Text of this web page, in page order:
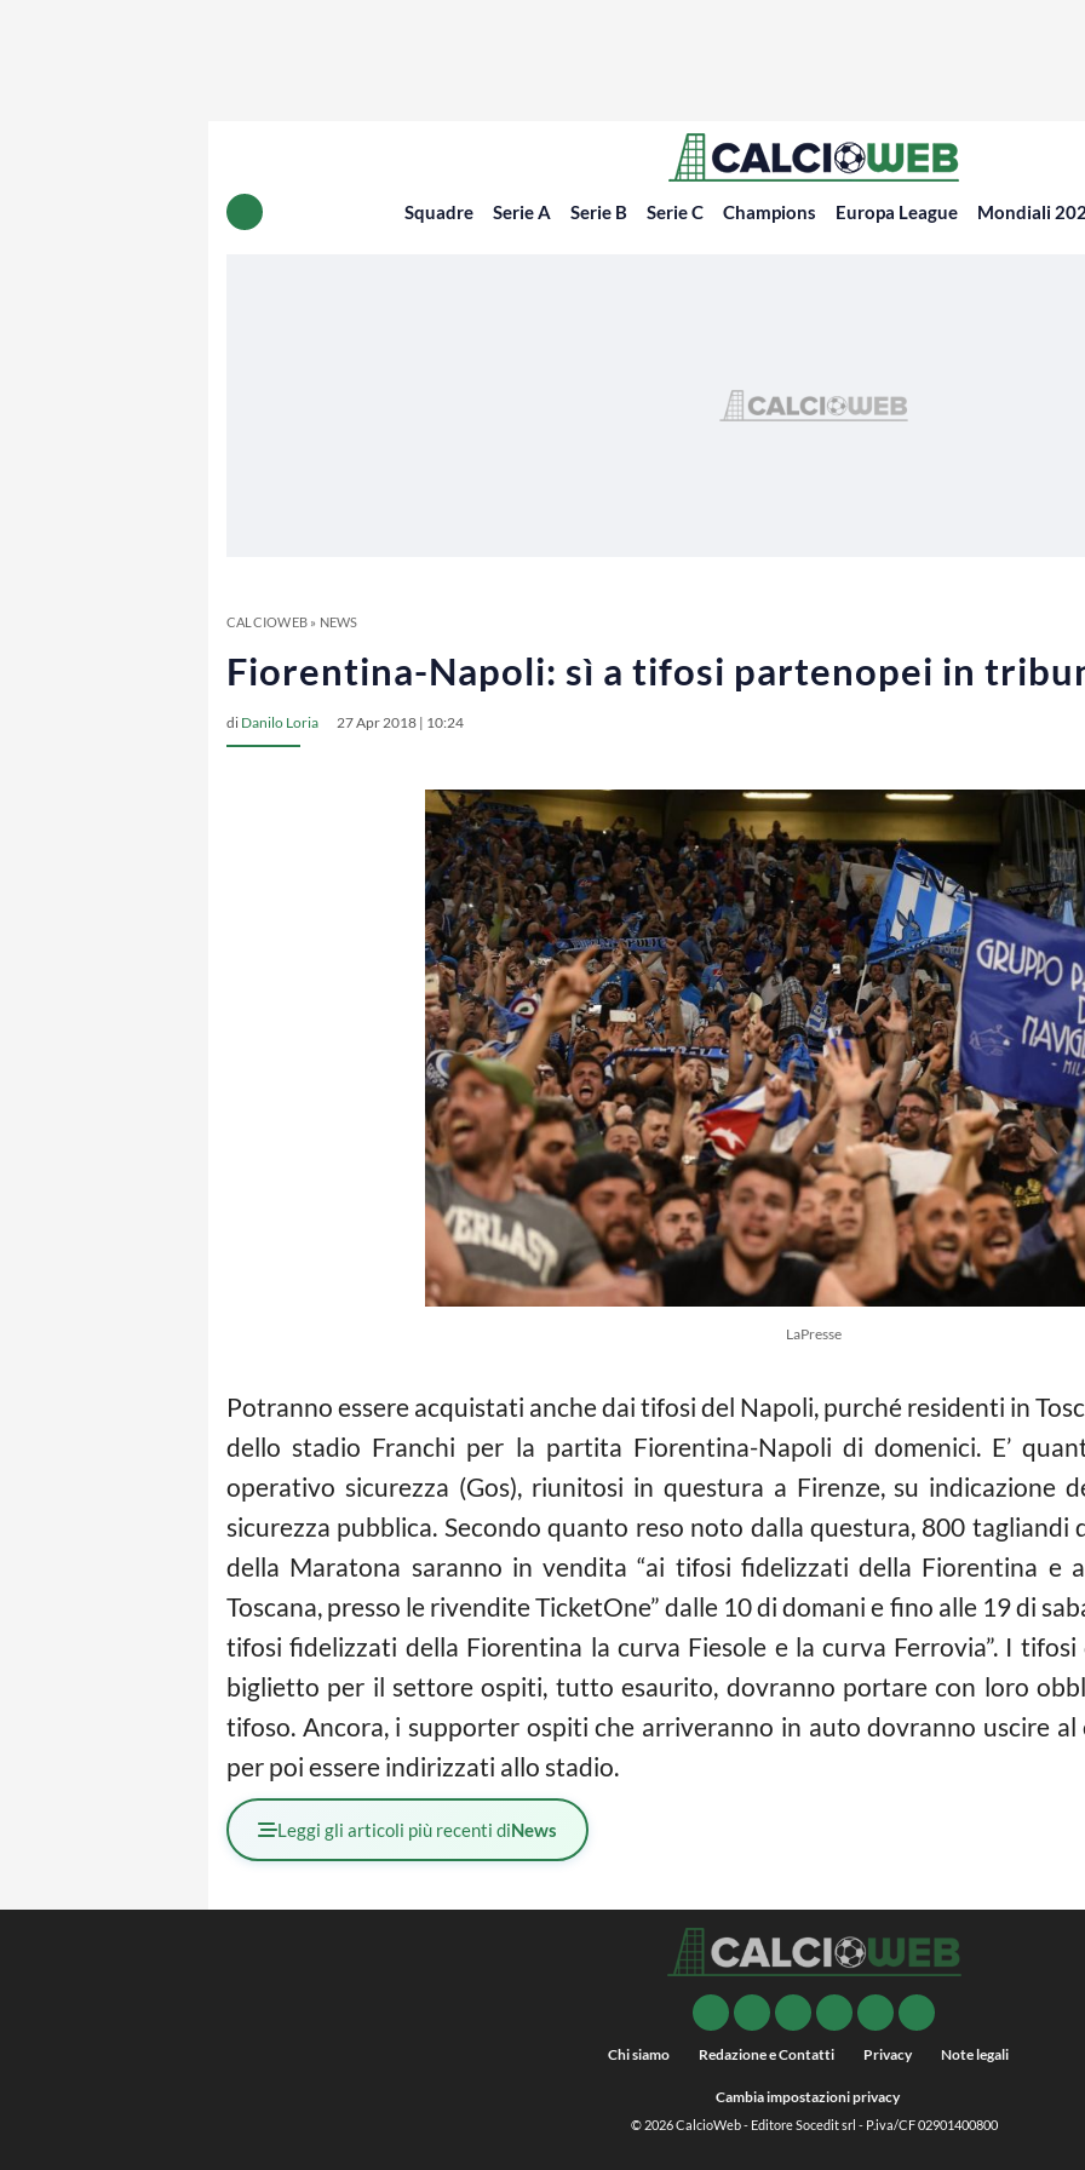
Squadre Serie A Serie B Serie C Champions Europa League Mondiali
CALCIOWEB» NEWS
Fiorentina-Napoli: sì a tifosi partenopei in
di Danilo Loria 27 Apr 2018 | 10:24
LaPresse
Potranno essere acquistati anche dai tifosi del Napoli, purché residenti in
dello stadio Franchi per la partita Fiorentina-Napoli di domenici. E’
operativo sicurezza (Gos), riunitosi in questura a Firenze, su indicazione
sicurezza pubblica. Secondo quanto reso noto dalla questura, 800
della Maratona saranno in vendita “ai tifosi fidelizzati della Fiorentina e
Toscana, presso le rivendite TicketOne” dalle 10 di domani e fino alle 19 di
tifosi fidelizzati della Fiorentina la curva Fiesole e la curva Ferrovia”. I
biglietto per il settore ospiti, tutto esaurito, dovranno portare con loro
tifoso. Ancora, i supporter ospiti che arriveranno in auto dovranno uscire al
per poi essere indirizzati allo stadio.
Leggi gli articoli più recenti diNews
Chi siamo Redazione e Contatti Privacy Note legali
Cambia impostazioni privacy
© 2026CalcioWeb- Editore Socedit srl - P.iva/CF 02901400800